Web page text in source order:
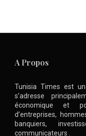
A Propos
Tunisia Times est
s’adresse
économique et
d’entreprises,
banquiers,
communicateurs .